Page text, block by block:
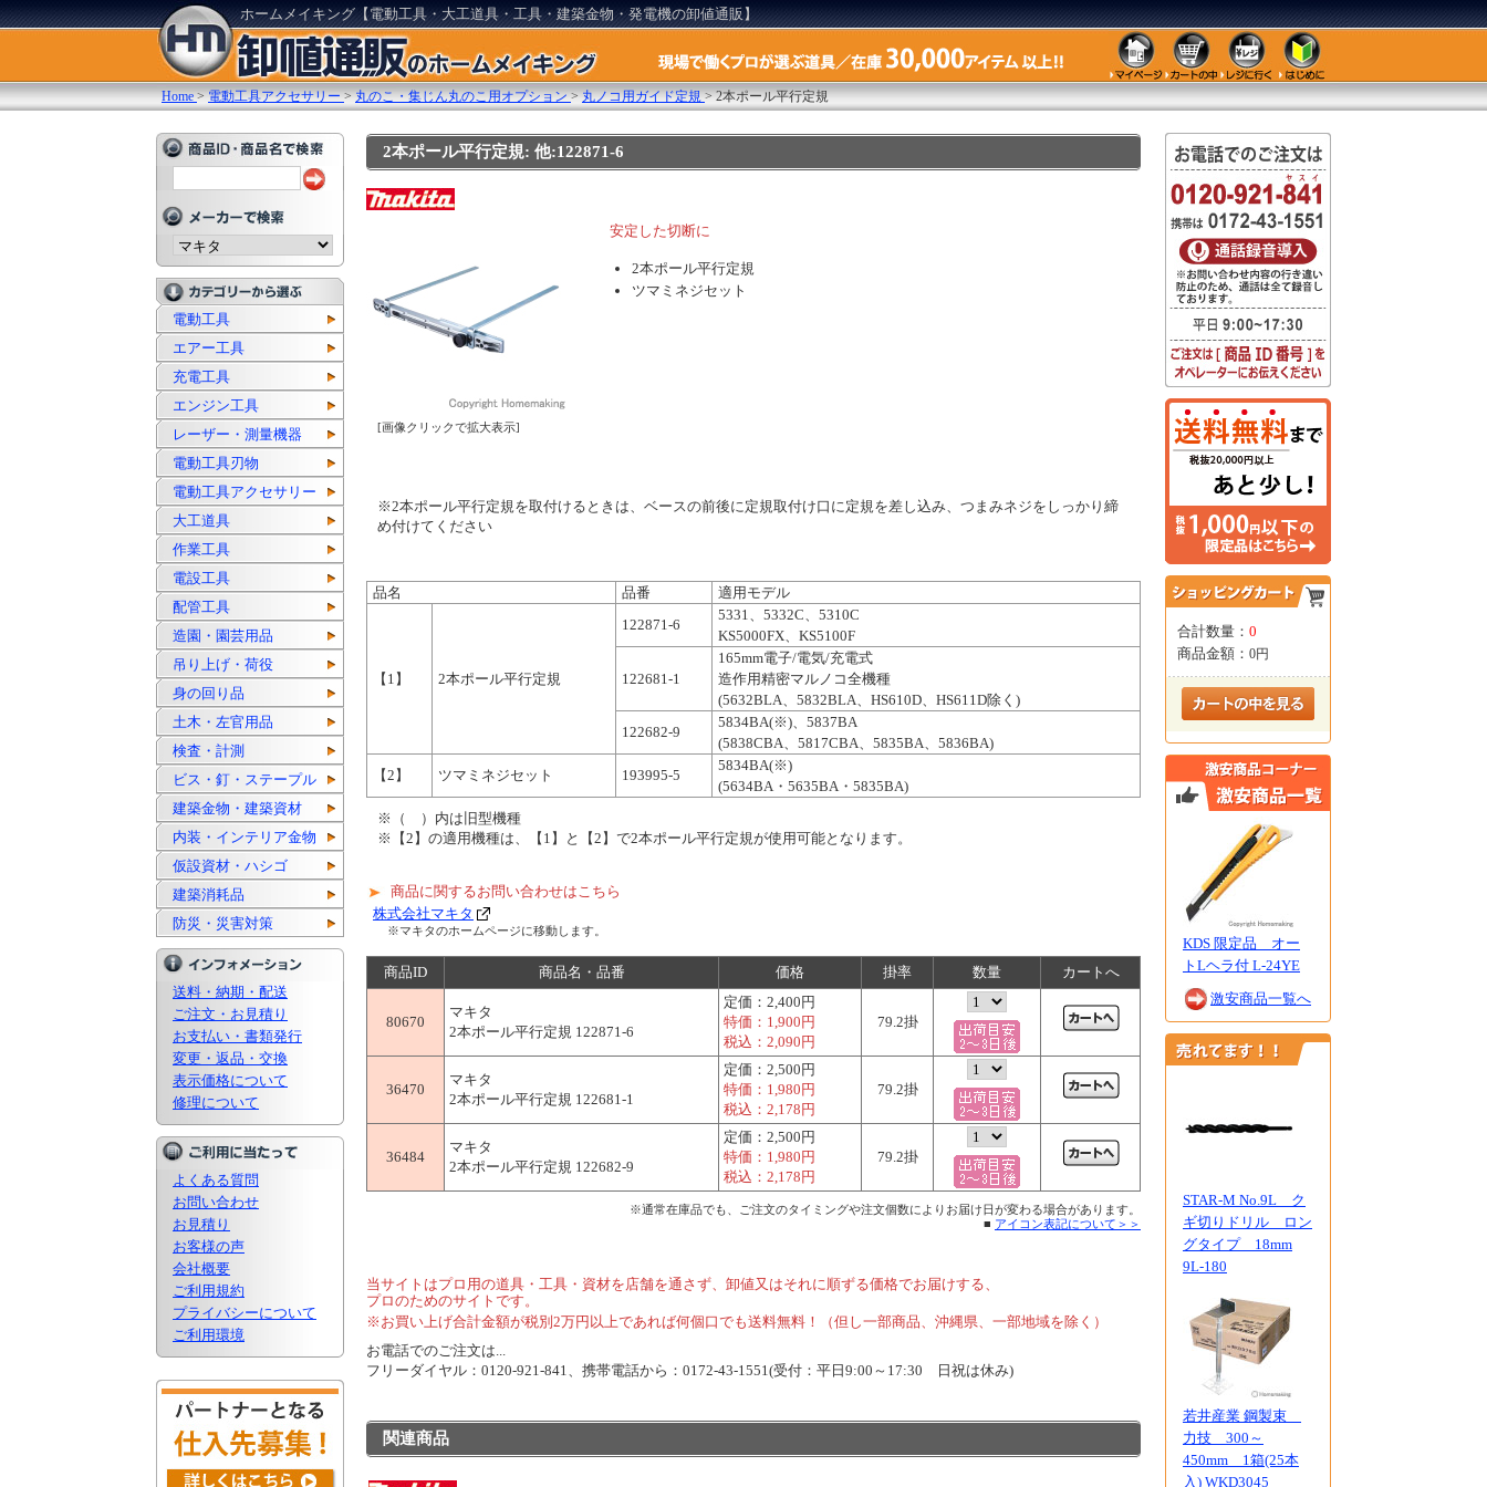
ホームメイキング【電動工具・大工道具・工具・建築金物・発電機の卸値通販】
Home >電動工具アクセサリー >丸のこ・集じん丸のこ用オプション >丸ノコ用ガイド定規 >2本ポール平行定規
電動工具
エアー工具
充電工具
エンジン工具
レーザー・測量機器
電動工具刃物
電動工具アクセサリー
大工道具
作業工具
電設工具
配管工具
造園・園芸用品
吊り上げ・荷役
身の回り品
土木・左官用品
検査・計測
ビス・釘・ステープル
建築金物・建築資材
内装・インテリア金物
仮設資材・ハシゴ
建築消耗品
防災・災害対策
送料・納期・配送
ご注文・お見積り
お支払い・書類発行
変更・返品・交換
表示価格について
修理について
よくある質問
お問い合わせ
お見積り
お客様の声
会社概要
ご利用規約
プライバシーについて
ご利用環境
2本ポール平行定規: 他:122871-6
[画像クリックで拡大表示]
安定した切断に
2本ポール平行定規
ツマミネジセット
※2本ポール平行定規を取付けるときは、ベースの前後に定規取付け口に定規を差し込み、つまみネジをしっかり締
め付けてください
品名 品番 適用モデル
【1】 2本ポール平行定規
122871-6
5331、5332C、5310C
KS5000FX、KS5100F
122681-1
165mm電子/電気/充電式
造作用精密マルノコ全機種
(5632BLA、5832BLA、HS610D、HS611D除く)
122682-9
5834BA(※)、5837BA
(5838CBA、5817CBA、5835BA、5836BA)
【2】
ツマミネジセット 193995-5
5834BA(※)
(5634BA・5635BA・5835BA)
※（ ）内は旧型機種
※【2】の適用機種は、【1】と【2】で2本ポール平行定規が使用可能となります。
商品に関するお問い合わせはこちら
株式会社マキタ
※マキタのホームページに移動します。
商品ID 商品名・品番 価格 掛率 数量 カートへ
80670
マキタ
2本ポール平行定規 122871-6
定価： 2,400円
特価： 1,900円
税込： 2,090円
79.2掛
36470
マキタ
2本ポール平行定規 122681-1
定価： 2,500円
特価： 1,980円
税込： 2,178円
79.2掛
36484
マキタ
2本ポール平行定規 122682-9
定価： 2,500円
特価： 1,980円
税込： 2,178円
79.2掛
※通常在庫品でも、ご注文のタイミングや注文個数によりお届け日が変わる場合があります。
■ アイコン表記について＞＞
当サイトはプロ用の道具・工具・資材を店舗を通さず、卸値又はそれに順ずる価格でお届けする、
プロのためのサイトです。
※お買い上げ合計金額が税別2万円以上であれば何個口でも送料無料！（但し一部商品、沖縄県、一部地域を除く）
お電話でのご注文は...
フリーダイヤル：0120-921-841、携帯電話から：0172-43-1551(受付：平日9:00～17:30 日祝は休み)
関連商品
合計数量： 0
商品金額： 0円
KDS 限定品 オー
トLヘラ付 L-24YE
激安商品一覧へ
STAR-M No.9L ク
ギ切りドリル ロン
グタイプ 18mm
9L-180
若井産業 鋼製束
力技 300～
450mm 1箱(25本
入) WKD3045